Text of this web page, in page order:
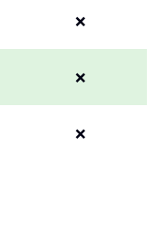
❌
❌
❌